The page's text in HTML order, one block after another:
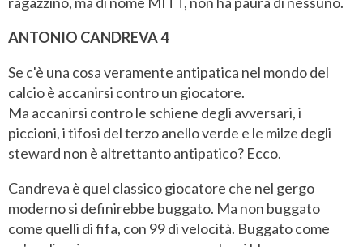
ANTONIO CANDREVA 4
Se c'è una cosa veramente antipatica nel mondo del
calcio è accanirsi contro un giocatore.
Ma accanirsi contro le schiene degli avversari, i
piccioni, i tifosi del terzo anello verde e le milze degli
steward non è altrettanto antipatico? Ecco.
Candreva è quel classico giocatore che nel gergo
moderno si definirebbe buggato. Ma non buggato
come quelli di fifa, con 99 di velocità. Buggato come